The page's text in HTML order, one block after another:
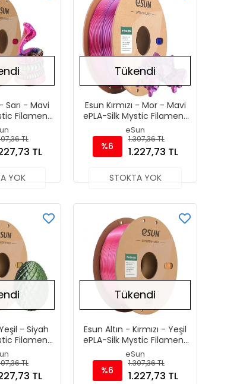
- Sarı - Mavi
Filament
1000gr
TL
TL
YOK
Tükendi
Esun Kırmızı - Mor - Mavi
ePLA-Silk Mystic Filament
1.75 mm 1000gr
eSun
%6
1.307,36 TL
1.227,73 TL
STOKTA YOK
- Siyah
Filament
1000gr
TL
TL
Tükendi
Esun Altın - Kırmızı - Yeşil
ePLA-Silk Mystic Filament
1.75 mm 1000gr
eSun
%6
1.307,36 TL
1.227,73 TL